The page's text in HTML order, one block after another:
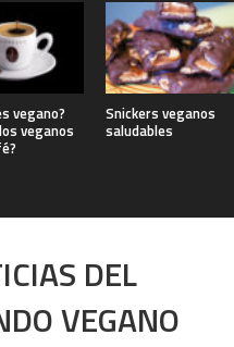
vegano?
veganos
Snickers veganos
saludables
DEL
VEGANO